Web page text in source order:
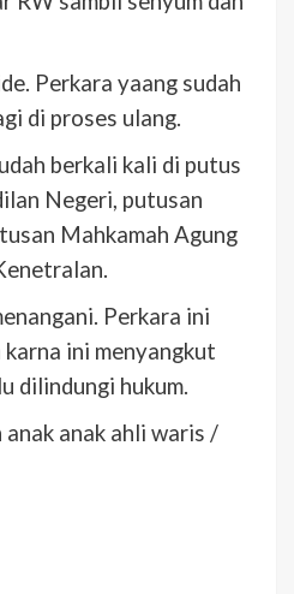
Perkara yaang sudah
di proses ulang.
berkali kali di putus
Negeri, putusan
Mahkamah Agung
Perkara ini
ini menyangkut
dilindungi hukum.
anak ahli waris /